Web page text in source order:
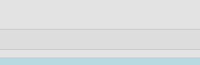
indipendente